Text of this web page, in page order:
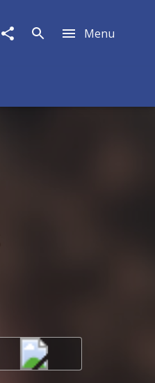
Menu